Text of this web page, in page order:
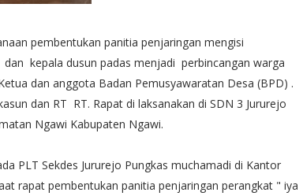
pembentukan panitia penjaringan mengisi
kepala dusun padas menjadi perbincangan warga
dan anggota Badan Pemusyawaratan Desa (BPD) .
dan RT RT. Rapat di laksanakan di SDN 3 Jururejo
Ngawi Kabupaten Ngawi.
PLT Sekdes Jururejo Pungkas muchamadi di Kantor
rapat pembentukan panitia penjaringan perangkat " iya